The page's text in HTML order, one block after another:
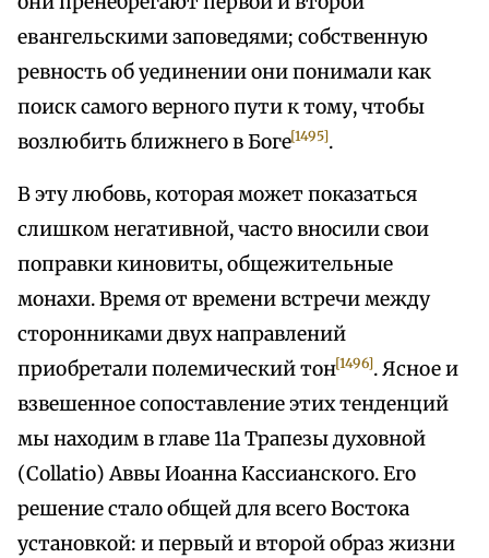
евангельскими заповедями; собственную
ревность об уединении они понимали как
поиск самого верного пути к тому, чтобы
возлюбить ближнего в Боге[1495].
В эту любовь, которая может показаться
слишком негативной, часто вносили свои
поправки киновиты, общежительные
монахи. Время от времени встречи между
сторонниками двух направлений
приобретали полемический тон[1496]. Ясное и
взвешенное сопоставление этих тенденций
мы находим в главе 11а Трапезы духовной
(Collatio) Аввы Иоанна Кассианского. Его
решение стало общей для всего Востока
установкой: и первый и второй образ жизни